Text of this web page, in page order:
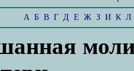
А Б В Г Д Е Ж З И К Л